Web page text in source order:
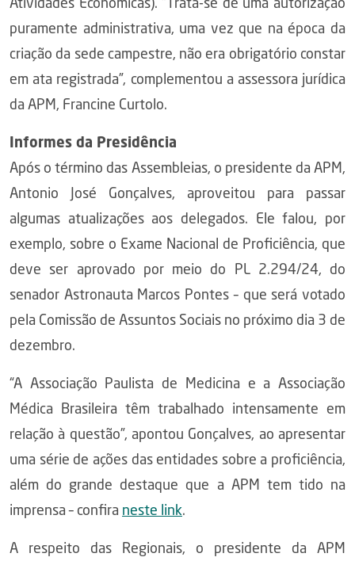
Atividades Econômicas). “Trata-se de uma autorização
puramente administrativa, uma vez que na época da
criação da sede campestre, não era obrigatório constar
em ata registrada”, complementou a assessora jurídica
da APM, Francine Curtolo.
Informes da Presidência
Após o término das Assembleias, o presidente da APM,
Antonio José Gonçalves, aproveitou para passar
algumas atualizações aos delegados. Ele falou, por
exemplo, sobre o Exame Nacional de Proficiência, que
deve ser aprovado por meio do PL 2.294/24, do
senador Astronauta Marcos Pontes – que será votado
pela Comissão de Assuntos Sociais no próximo dia 3 de
dezembro.
“A Associação Paulista de Medicina e a Associação
Médica Brasileira têm trabalhado intensamente em
relação à questão”, apontou Gonçalves, ao apresentar
uma série de ações das entidades sobre a proficiência,
além do grande destaque que a APM tem tido na
imprensa – confira neste link.
A respeito das Regionais, o presidente da APM